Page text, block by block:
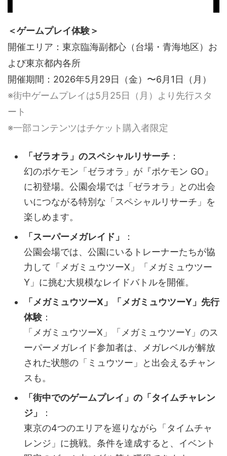
＜ゲームプレイ体験＞
開催エリア：東京臨海副都心（台場・青海地区）お
よび東京都内各所
開催期間：2026年5月29日（金）〜6月1日（月）
※街中ゲームプレイは5月25日（月）より先行スタ
ート
※一部コンテンツはチケット購入者限定
「ゼラオラ」のスペシャルリサーチ ：
幻のポケモン「ゼラオラ」が『ポケモン GO』
に初登場。公園会場では「ゼラオラ」との出会
いにつながる特別な「スペシャルリサーチ」を
楽しめます。
「スーパーメガレイド」
：
公園会場では、公園にいるトレーナーたちが協
力して「メガミュウツーX」「メガミュウツー
Y」に挑む大規模なレイドバトルを開催。
「メガミュウツーX」「メガミュウツーY」先行
体験 ：
「メガミュウツーX」「メガミュウツーY」のス
ーパーメガレイド参加者は、メガレベルが解放
された状態の「ミュウツー」と出会えるチャン
スも。
「街中でのゲームプレイ」の「タイムチャレン
ジ」
：
東京の4つのエリアを巡りながら「タイムチャ
レンジ」に挑戦。条件を達成すると、イベント